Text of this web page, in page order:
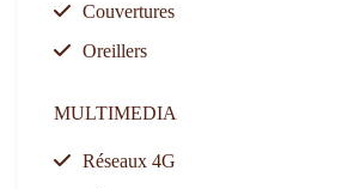
Couvertures
Oreillers
MULTIMEDIA
Réseaux 4G